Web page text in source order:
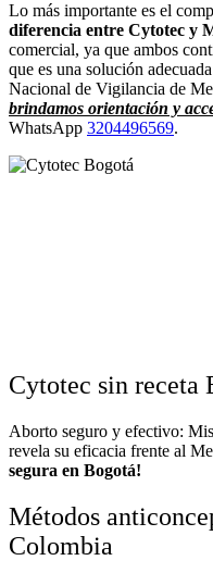
Lo más importante es el
diferencia entre Cytotec y
comercial, ya que ambos
que es una solución
Nacional de Vigilancia de
brindamos orientación y
WhatsApp 3204496569.
Cytotec sin receta
Aborto seguro y efectivo:
revela su eficacia frente al
segura en Bogotá!
Métodos
Colombia